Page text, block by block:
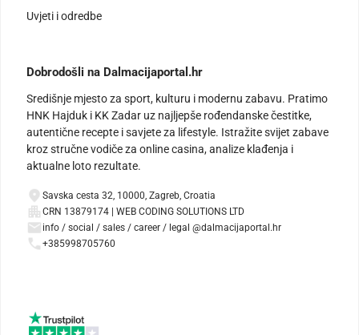
Uvjeti i odredbe
Dobrodošli na Dalmacijaportal.hr
Središnje mjesto za sport, kulturu i modernu zabavu. Pratimo
HNK Hajduk i KK Zadar uz najljepše rođendanske čestitke,
autentične recepte i savjete za lifestyle. Istražite svijet zabave
kroz stručne vodiče za online casina, analize klađenja i
aktualne loto rezultate.
Savska cesta 32, 10000, Zagreb, Croatia
CRN 13879174 | WEB CODING SOLUTIONS LTD
info / social / sales / career / legal @dalmacijaportal.hr
+385998705760